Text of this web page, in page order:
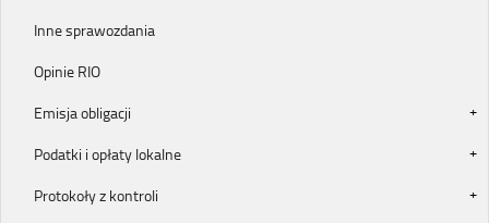
Inne sprawozdania
Opinie RIO
Emisja obligacji
Podatki i opłaty lokalne
Protokoły z kontroli